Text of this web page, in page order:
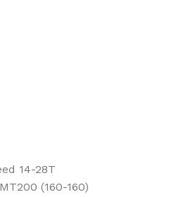
14-28T
(160-160)